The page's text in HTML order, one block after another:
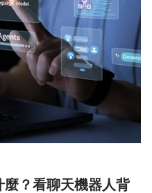
？看聊天機器人背